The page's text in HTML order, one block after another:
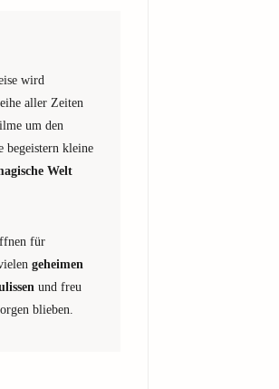
wird
aller Zeiten
um den
begeistern kleine
Welt
für
geheimen
und freu
blieben.